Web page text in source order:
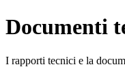
Documenti
I rapporti tecnici e la